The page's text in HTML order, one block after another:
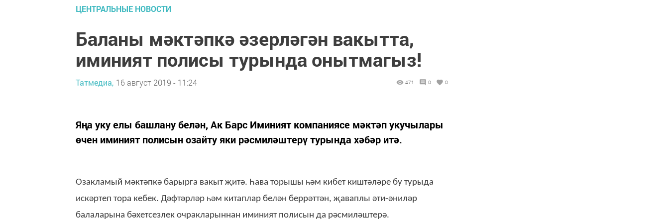
ЦЕНТРАЛЬНЫЕ НОВОСТИ
Баланы мәктәпкә әзерләгән вакытта,
иминият полисы турында онытмагыз!
Татмедиа, 16 август 2019 - 11:24 471 0 0
Яңа уку елы башлану белән, Ак Барс Иминият компаниясе мәктәп укучылары
өчен иминият полисын озайту яки рәсмиләштерү турында хәбәр итә.
Озакламый мәктәпкә барырга вакыт җитә. Һава торышы һәм кибет киштәләре бу турыда
искәртеп тора кебек. Дәфтәрләр һәм китаплар белән беррәттән, җаваплы әти-әниләр
балаларына бәхетсезлек очракларыннан иминият полисын да рәсмиләштерә.